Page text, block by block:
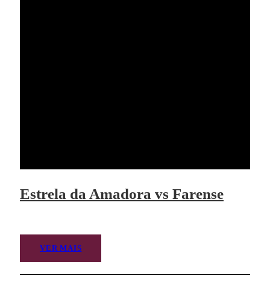
Estrela da Amadora vs Farense
VER MAIS